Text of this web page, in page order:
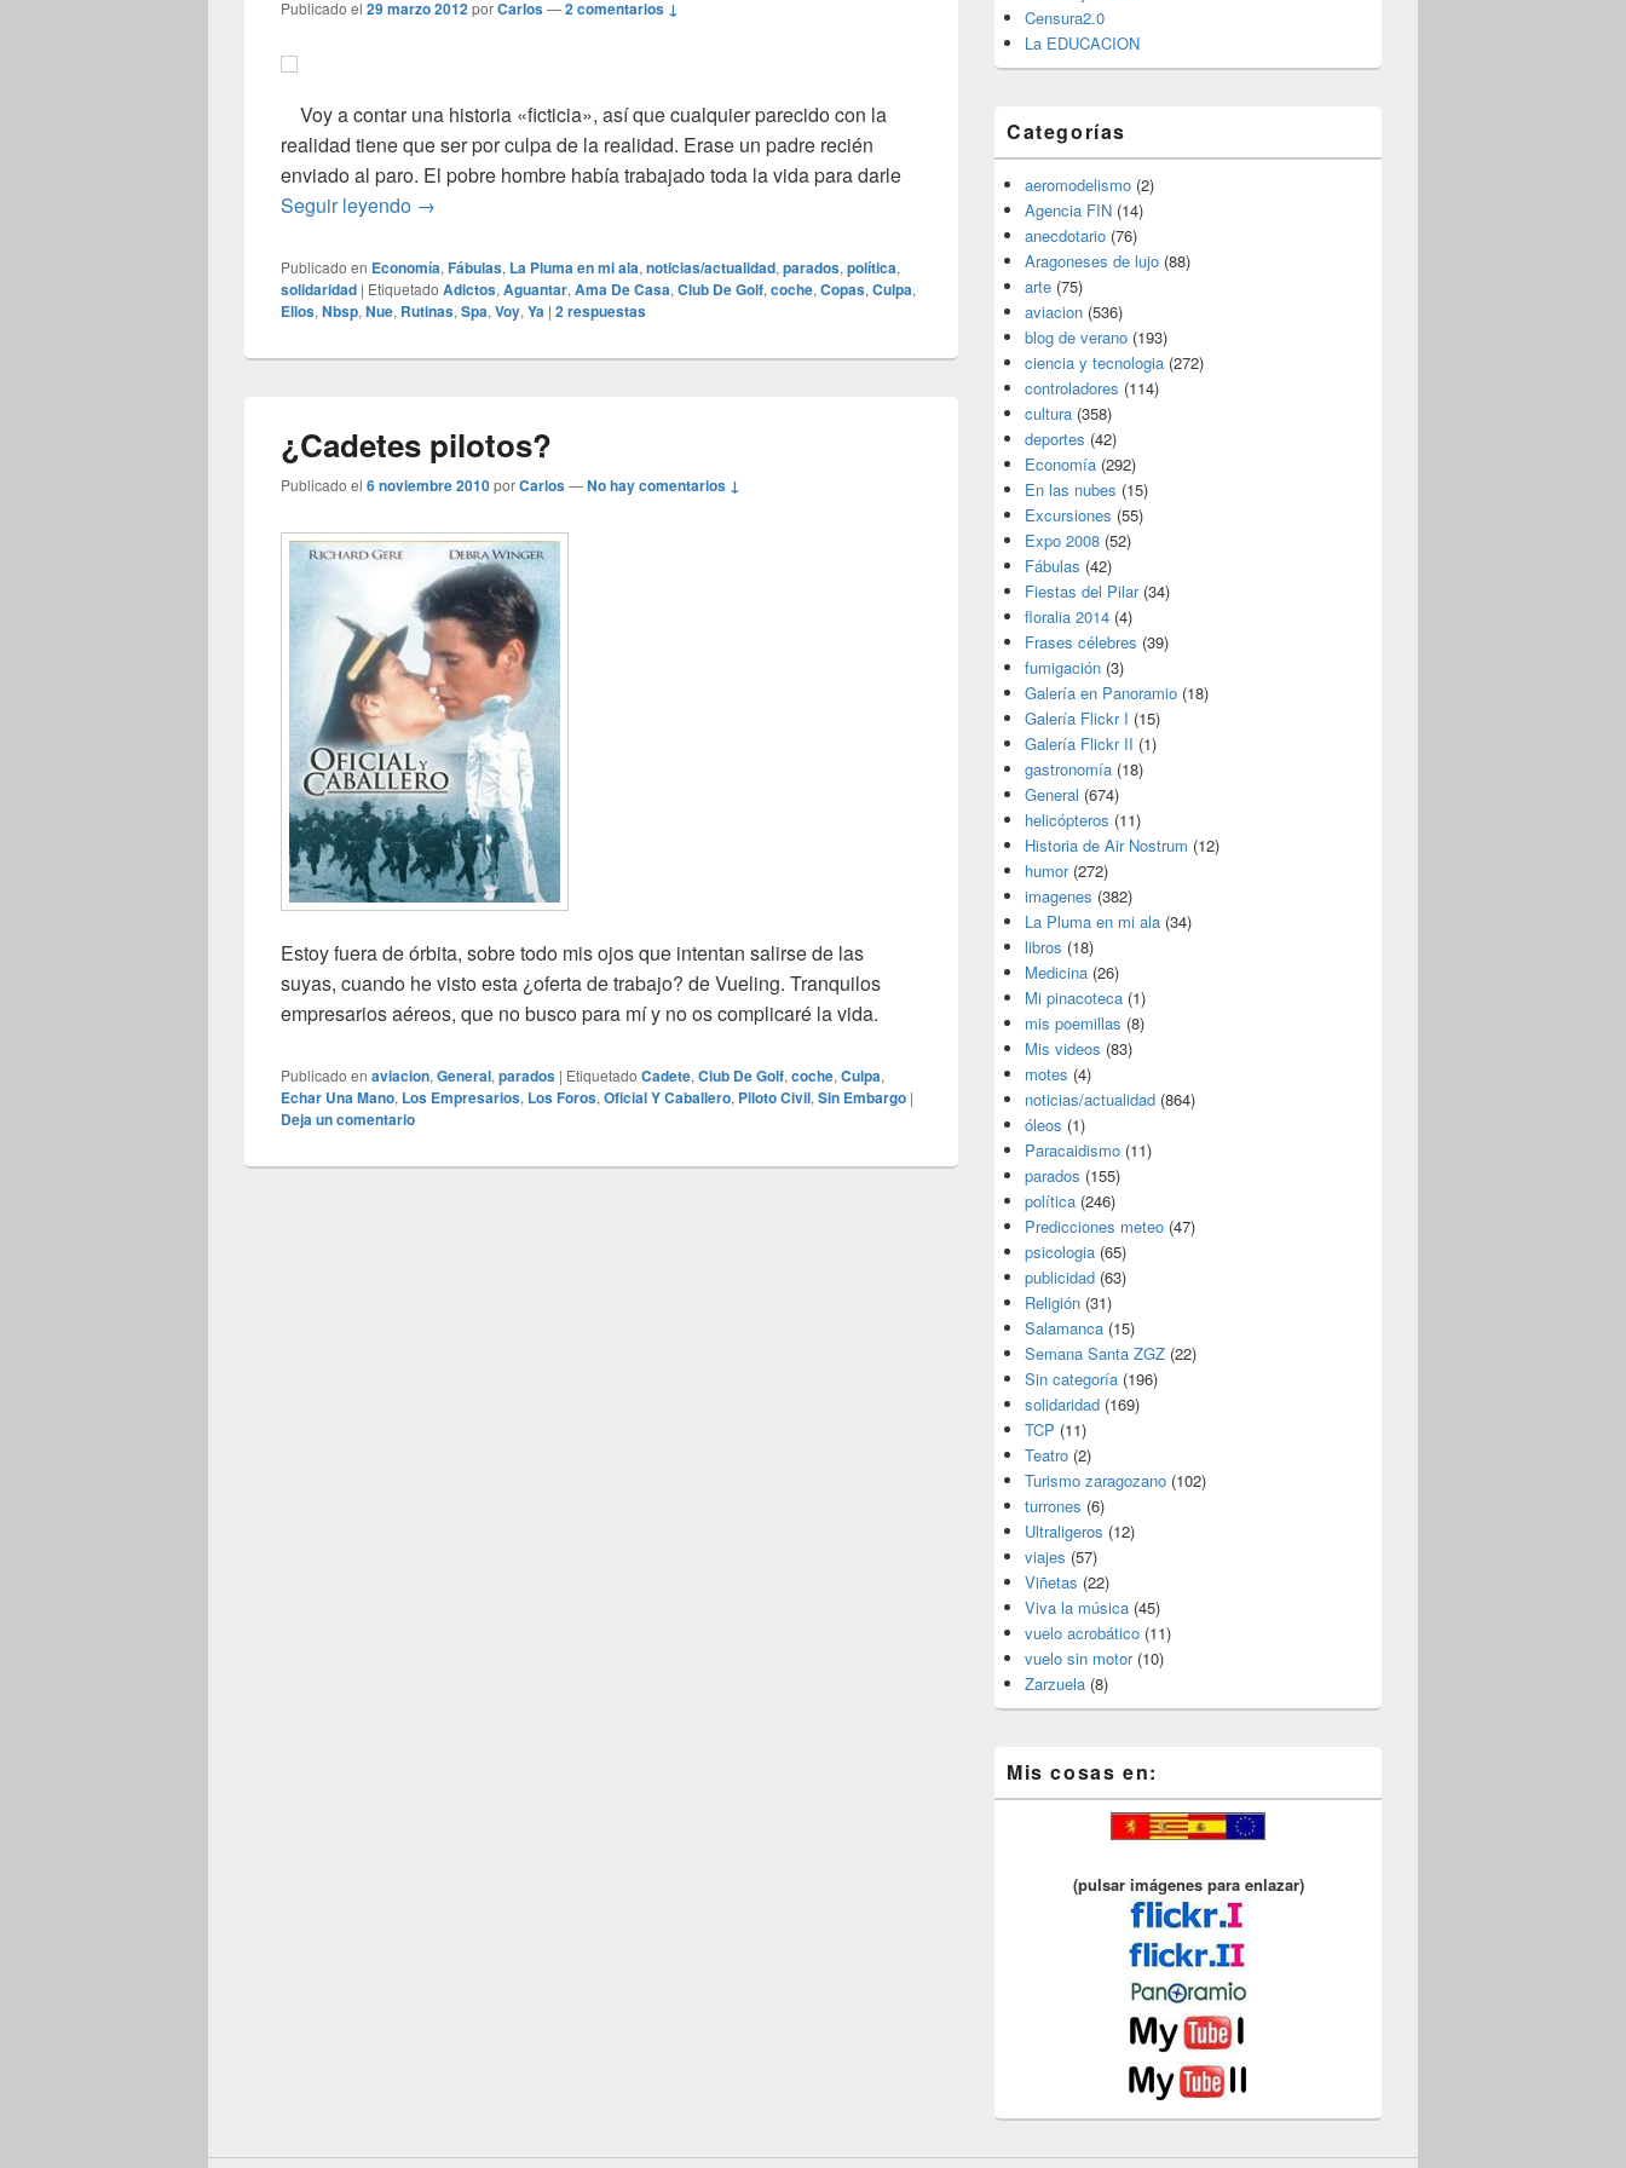
Publicado el 29 marzo 2012porCarlos—2 comentarios ↓
Voy a contar una historia «ficticia», así que cualquier parecido con la
realidad tiene que ser por culpa de la realidad. Erase un padre recién
enviado al paro. El pobre hombre había trabajado toda la vida para darle
Seguir leyendo Huelga doméstica
→
Publicado en Economía, Fábulas, La Pluma en mi ala, noticias/actualidad, parados, política,
solidaridad | Etiquetado Adictos, Aguantar, Ama De Casa, Club De Golf, coche, Copas, Culpa,
Ellos, Nbsp, Nue, Rutinas, Spa, Voy, Ya | 2respuestas
¿Cadetes pilotos?
Publicado el 6 noviembre 2010porCarlos—No hay comentarios ↓
Estoy fuera de órbita, sobre todo mis ojos que intentan salirse de las
suyas, cuando he visto esta ¿oferta de trabajo? de Vueling. Tranquilos
empresarios aéreos, que no busco para mí y no os complicaré la vida.
Publicado en aviacion, General, parados | Etiquetado Cadete, Club De Golf, coche, Culpa,
Echar Una Mano, Los Empresarios, Los Foros, Oficial Y Caballero, Piloto Civil, Sin Embargo |
Deja un comentario
Censura2.0
La EDUCACION
Categorías
aeromodelismo (2)
Agencia FIN (14)
anecdotario (76)
Aragoneses de lujo (88)
arte (75)
aviacion (536)
blog de verano (193)
ciencia y tecnologia (272)
controladores (114)
cultura (358)
deportes (42)
Economía (292)
En las nubes (15)
Excursiones (55)
Expo 2008 (52)
Fábulas (42)
Fiestas del Pilar(34)
floralia 2014 (4)
Frases célebres (39)
fumigación (3)
Galería en Panoramio (18)
Galería Flickr I (15)
Galería Flickr II (1)
gastronomía (18)
General (674)
helicópteros (11)
Historia de Air Nostrum (12)
humor(272)
imagenes (382)
La Pluma en mi ala (34)
libros (18)
Medicina (26)
Mi pinacoteca (1)
mis poemillas (8)
Mis videos (83)
motes (4)
noticias/actualidad (864)
óleos (1)
Paracaidismo (11)
parados (155)
política (246)
Predicciones meteo (47)
psicologia (65)
publicidad (63)
Religión (31)
Salamanca (15)
Semana Santa ZGZ (22)
Sin categoría (196)
solidaridad (169)
TCP (11)
Teatro (2)
Turismo zaragozano (102)
turrones (6)
Ultraligeros (12)
viajes (57)
Viñetas (22)
Viva la música (45)
vuelo acrobático (11)
vuelo sin motor(10)
Zarzuela (8)
Mis cosas en:
(pulsar imágenes para enlazar)